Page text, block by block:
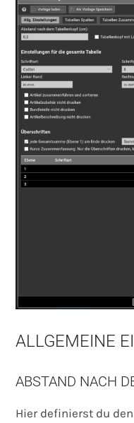
ALLGEMEINE
ABSTAND NACH
Hier definierst du